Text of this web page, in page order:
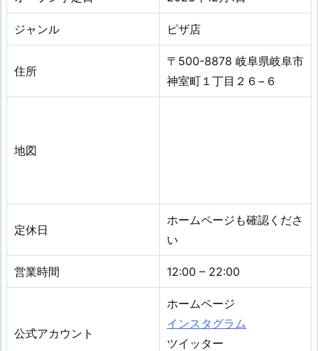
ジャンル ピザ店
住所
〒500-8878 岐阜県岐阜市
神室町１丁目２６−６
地図
定休日
ホームページも確認くださ
い
営業時間 12:00 – 22:00
公式アカウント
ホームページ
インスタグラム
ツイッター